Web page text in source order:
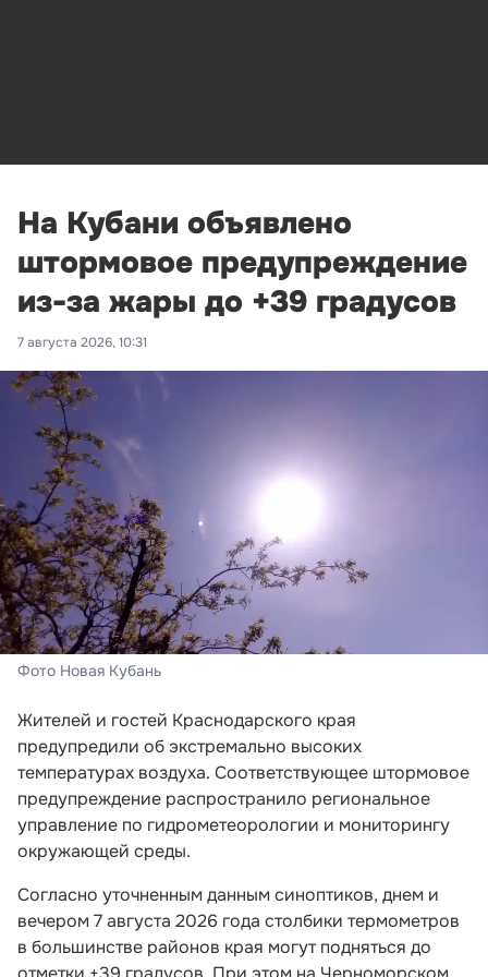
На Кубани объявлено
штормовое предупреждение
из-за жары до +39 градусов
7 августа 2026, 10:31
Фото Новая Кубань
Жителей и гостей Краснодарского края
предупредили об экстремально высоких
температурах воздуха. Соответствующее штормовое
предупреждение распространило региональное
управление по гидрометеорологии и мониторингу
окружающей среды.
Согласно уточненным данным синоптиков, днем и
вечером 7 августа 2026 года столбики термометров
в большинстве районов края могут подняться до